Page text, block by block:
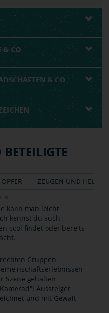
& CO
& CO
OPFER ZEUGEN UND HELFER
kann man leicht
kennst du auch
cool findet oder bereits
Gruppen
Szene gehalten -
Aussteiger
und mit Gewalt